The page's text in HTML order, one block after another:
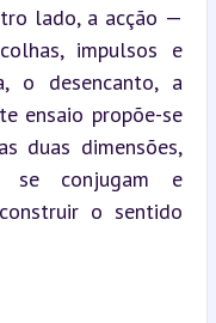
lado, a acção —
impulsos e
o desencanto, a
ensaio propõe-se
duas dimensões,
se conjugam e
o sentido